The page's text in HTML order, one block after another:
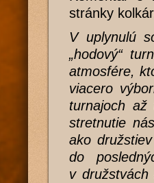
stránky
V uplynulú
„hodový“
atmosfére,
viacero
turnajoch
stretnutie
ako
do
v